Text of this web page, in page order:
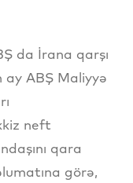
da İrana qarşı
ay ABŞ Maliyyə
neft
qara
görə,